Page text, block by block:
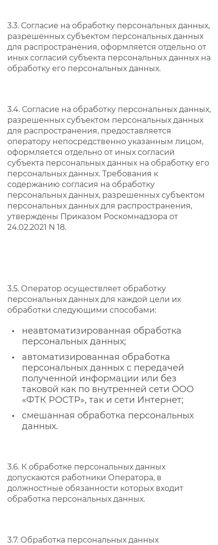
3.3. Согласие на обработку персональных данных,
разрешенных субъектом персональных данных
для распространения, оформляется отдельно от
иных согласий субъекта персональных данных на
обработку его персональных данных.
3.4. Согласие на обработку персональных данных,
разрешенных субъектом персональных данных
для распространения, предоставляется
оператору непосредственно указанным лицом,
оформляется отдельно от иных согласий
субъекта персональных данных на обработку его
персональных данных. Требования к
содержанию согласия на обработку
персональных данных, разрешенных субъектом
персональных данных для распространения,
утверждены Приказом Роскомнадзора от
24.02.2021 N 18.
3.5. Оператор осуществляет обработку
персональных данных для каждой цели их
обработки следующими способами:
неавтоматизированная обработка
персональных данных;
автоматизированная обработка
персональных данных с передачей
полученной информации или без
таковой как по внутренней сети ООО
«ФТК РОСТР», так и сети Интернет;
смешанная обработка персональных
данных.
3.6. К обработке персональных данных
допускаются работники Оператора, в
должностные обязанности которых входит
обработка персональных данных.
3.7. Обработка персональных данных